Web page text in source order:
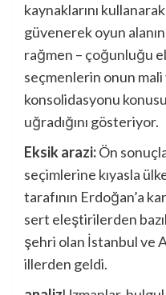
kaynaklarını
güvenerek oyun
rağmen – çoğunluğu
seçmenlerin onun
konsolidasyonu
uğradığını gösteriyor.
Eksik arazi:Ön
seçimlerine kıyasla
tarafının Erdoğan’a
sert eleştirilerden
şehri olan İstanbul ve
illerden geldi.